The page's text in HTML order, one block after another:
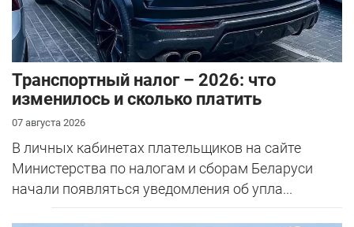
Транспортный налог – 2026: что
изменилось и сколько платить
07 августа 2026
В личных кабинетах плательщиков на сайте
Министерства по налогам и сборам Беларуси
начали появляться уведомления об упла...